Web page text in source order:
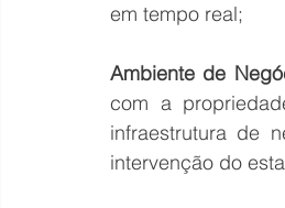
em tempo real;
Ambiente de
com a
infraestrutura de
intervenção do